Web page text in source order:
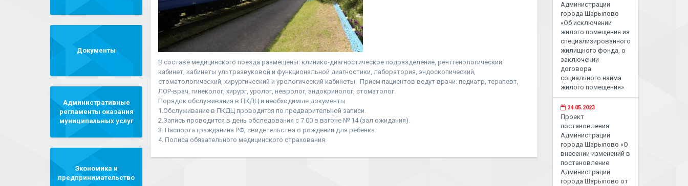
Документы
Административные
регламенты оказания
муниципальных услуг
Экономика и
предпринимательство
В составе медицинского поезда размещены: клинико-диагностическое подразделение, рентгенологический
кабинет, кабинеты ультразвуковой и функциональной диагностики, лаборатория, эндоскопический,
стоматологический, хирургический и урологический кабинеты. Прием пациентов ведут врачи: педиатр, терапевт,
ЛОР-врач, гинеколог, хирург, уролог, невролог, эндокринолог, стоматолог.
Порядок обслуживания в ПКДЦ и необходимые документы
1.Обслуживание в ПКДЦ проводится по предварительной записи.
2.Запись проводится в день обследования с 7.00 в вагоне № 14 (зал ожидания).
3. Паспорта гражданина РФ, свидетельства о рождении для ребенка.
4. Полиса обязательного медицинского страхования.
Администрации
города Шарыпово
«Об исключении
жилого помещения из
специализированного
жилищного фонда, о
заключении
договора
социального найма
жилого помещения»
24.05.2023
Проект
постановления
Администрации
города Шарыпово «О
внесении изменений в
постановление
Администрации
города Шарыпово от